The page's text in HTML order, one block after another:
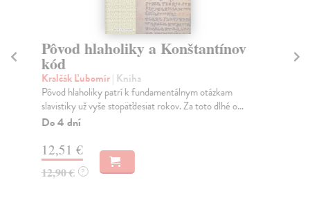
Pôvod hlaholiky a Konštantínov
kód
Kralčák Ľubomír| Kniha
Pôvod hlaholiky patrí k fundamentálnym otázkam
slavistiky už vyše stopäťdesiat rokov. Za toto dlhé o...
Do 4 dní
12,51 €
12,90 € ?